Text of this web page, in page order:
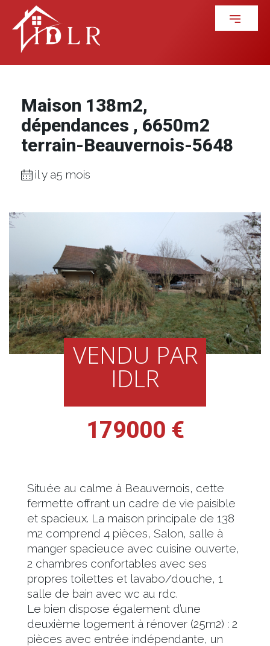
Maison 138m2,
dépendances , 6650m2
terrain-Beauvernois-5648
il y a5 mois
VENDU PAR
IDLR
179000 €
Située au calme à Beauvernois, cette
fermette offrant un cadre de vie paisible
et spacieux. La maison principale de 138
m2 comprend 4 pièces, Salon, salle à
manger spacieuce avec cuisine ouverte,
2 chambres confortables avec ses
propres toilettes et lavabo/douche, 1
salle de bain avec wc au rdc.
Le bien dispose également d’une
deuxième logement à rénover (25m2) : 2
pièces avec entrée indépendante, un